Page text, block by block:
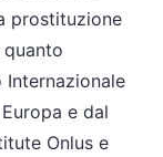
prostituzione
quanto
e dal
Onlus e